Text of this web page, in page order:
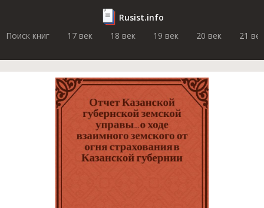
Rusist.info
Поиск книг
17 век 18 век 19 век 20 век 21 век